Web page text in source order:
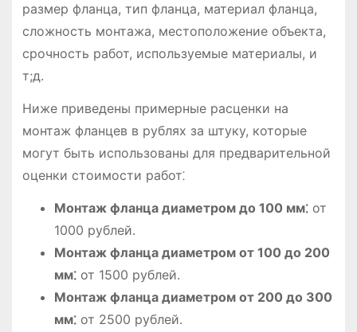
размер фланца, тип фланца, материал фланца,
сложность монтажа, местоположение объекта,
срочность работ, используемые материалы, и
т;д.
Ниже приведены примерные расценки на
монтаж фланцев в рублях за штуку, которые
могут быть использованы для предварительной
оценки стоимости работ⁚
Монтаж фланца диаметром до 100 мм⁚от
1000 рублей.
Монтаж фланца диаметром от 100 до 200
мм⁚от 1500 рублей.
Монтаж фланца диаметром от 200 до 300
мм⁚от 2500 рублей.